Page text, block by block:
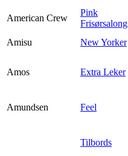
American Crew
Pink
Frisørsalong
Amisu
New Yorker
Amos Extra Leker
Amundsen Feel
Tilbords